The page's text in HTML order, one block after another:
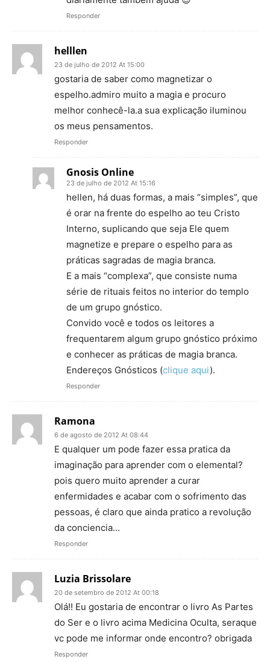
Responder
helllen
23 de julho de 2012 At 15:00
gostaria de saber como magnetizar o
espelho.admiro muito a magia e procuro
melhor conhecê-la.a sua explicação iluminou
os meus pensamentos.
Responder
Gnosis Online
23 de julho de 2012 At 15:16
hellen, há duas formas, a mais “simples”, que
é orar na frente do espelho ao teu Cristo
Interno, suplicando que seja Ele quem
magnetize e prepare o espelho para as
práticas sagradas de magia branca.
E a mais “complexa”, que consiste numa
série de rituais feitos no interior do templo
de um grupo gnóstico.
Convido você e todos os leitores a
frequentarem algum grupo gnóstico próximo
e conhecer as práticas de magia branca.
Endereços Gnósticos (clique aqui).
Responder
Ramona
6 de agosto de 2012 At 08:44
E qualquer um pode fazer essa pratica da
imaginação para aprender com o elemental?
pois quero muito aprender a curar
enfermidades e acabar com o sofrimento das
pessoas, é claro que ainda pratico a revolução
da conciencia…
Responder
Luzia Brissolare
20 de setembro de 2012 At 00:18
Olá!! Eu gostaria de encontrar o livro As Partes
do Ser e o livro acima Medicina Oculta, seraque
vc pode me informar onde encontro? obrigada
Responder